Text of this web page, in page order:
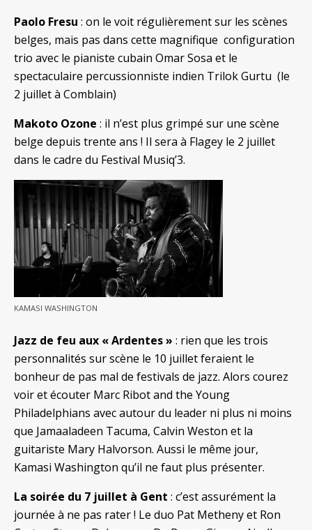
Paolo Fresu : on le voit régulièrement sur les scènes
belges, mais pas dans cette magnifique configuration
trio avec le pianiste cubain Omar Sosa et le
spectaculaire percussionniste indien Trilok Gurtu (le
2 juillet à Comblain)
Makoto Ozone : il n’est plus grimpé sur une scène
belge depuis trente ans ! Il sera à Flagey le 2 juillet
dans le cadre du Festival Musiq’3.
KAMASI WASHINGTON
Jazz de feu aux « Ardentes » : rien que les trois
personnalités sur scène le 10 juillet feraient le
bonheur de pas mal de festivals de jazz. Alors courez
voir et écouter Marc Ribot and the Young
Philadelphians avec autour du leader ni plus ni moins
que Jamaaladeen Tacuma, Calvin Weston et la
guitariste Mary Halvorson. Aussi le même jour,
Kamasi Washington qu’il ne faut plus présenter.
La soirée du 7 juillet à Gent : c’est assurément la
journée à ne pas rater ! Le duo Pat Metheny et Ron